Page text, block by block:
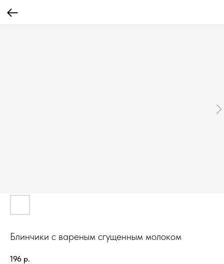
Блинчики с вареным сгущенным молоком
196 р.